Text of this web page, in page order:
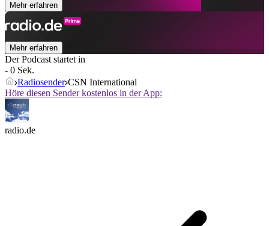
Mehr erfahren
Mehr erfahren
Der Podcast startet in
- 0 Sek.
Radiosender CSN International
Höre diesen Sender kostenlos in der App:
radio.de